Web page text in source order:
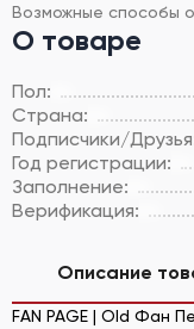
Возможные способы
О товаре
Пол:
Страна:
Подписчики/
Год регистрации:
Заполнение:
Верификация:
Описание
FAN PAGE | Old Фан